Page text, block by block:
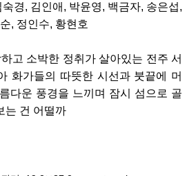
경, 김인애, 박윤영, 백금자, 송은섭,
, 정인수, 황현호
고 소박한 정취가 살아있는 전주 서
화가들의 따뜻한 시선과 붓끝에 머
다운 풍경을 느끼며 잠시 섬으로 골
는 건 어떨까